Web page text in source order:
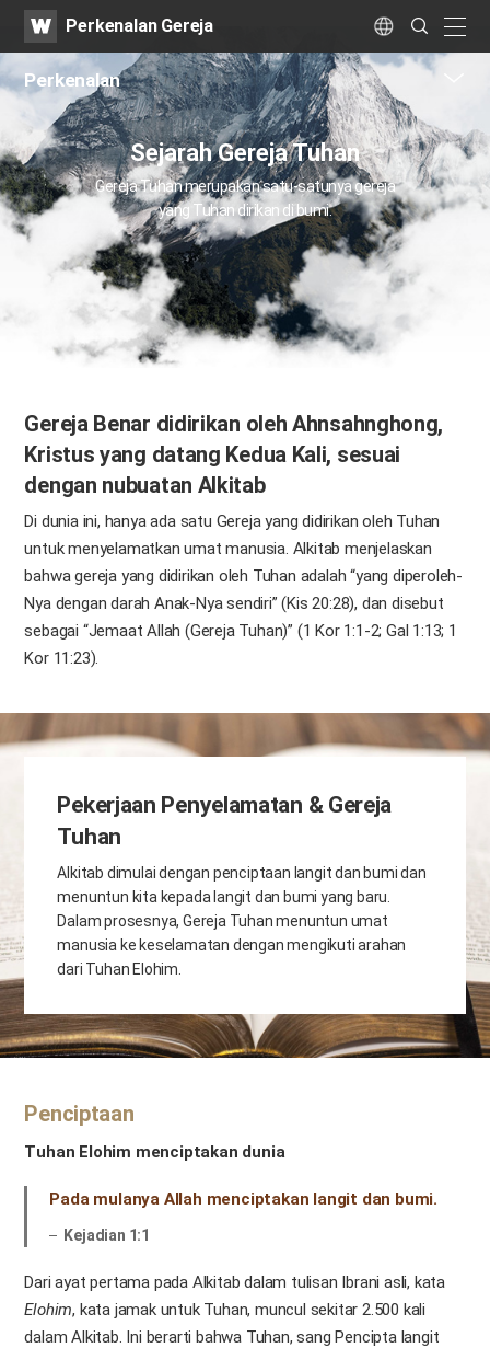
WATVPerkenalan Gereja Language
Search
Submit
Perkenalan
Sejarah Gereja Tuhan
Gereja Tuhan merupakan satu-satunya gereja
yang Tuhan dirikan di bumi.
Gereja Benar didirikan oleh Ahnsahnghong,
Kristus yang datang Kedua Kali, sesuai
dengan nubuatan Alkitab
Di dunia ini, hanya ada satu Gereja yang didirikan oleh Tuhan
untuk menyelamatkan umat manusia. Alkitab menjelaskan
bahwa gereja yang didirikan oleh Tuhan adalah “yang diperoleh-
Nya dengan darah Anak-Nya sendiri” (Kis 20:28), dan disebut
sebagai “Jemaat Allah (Gereja Tuhan)” (1 Kor 1:1-2; Gal 1:13; 1
Kor 11:23).
Pekerjaan Penyelamatan & Gereja
Tuhan
Alkitab dimulai dengan penciptaan langit dan bumi dan
menuntun kita kepada langit dan bumi yang baru.
Dalam prosesnya, Gereja Tuhan menuntun umat
manusia ke keselamatan dengan mengikuti arahan
dari Tuhan Elohim.
Penciptaan
Tuhan Elohim menciptakan dunia
Pada mulanya Allah menciptakan langit dan bumi.
Kejadian 1:1
Dari ayat pertama pada Alkitab dalam tulisan Ibrani asli, kata
Elohim, kata jamak untuk Tuhan, muncul sekitar 2.500 kali
dalam Alkitab. Ini berarti bahwa Tuhan, sang Pencipta langit